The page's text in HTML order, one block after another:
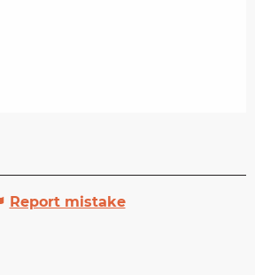
Report mistake